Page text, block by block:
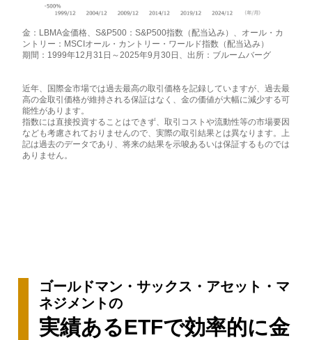
金：LBMA金価格、S&P500：S&P500指数（配当込み）、オール・カ
ントリー：MSCIオール・カントリー・ワールド指数（配当込み）
期間：1999年12月31日～2025年9月30日、出所：ブルームバーグ
近年、国際金市場では過去最高の取引価格を記録していますが、過去最
高の金取引価格が維持される保証はなく、金の価値が大幅に減少する可
能性があります。
指数には直接投資することはできず、取引コストや流動性等の市場要因
なども考慮されておりませんので、実際の取引結果とは異なります。上
記は過去のデータであり、将来の結果を示唆あるいは保証するものでは
ありません。
ゴールドマン・サックス・アセット・マ
ネジメントの
実績あるETFで効率的に金